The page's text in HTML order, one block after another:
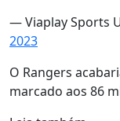
— Viaplay Sports
2023
O Rangers
marcado aos 86